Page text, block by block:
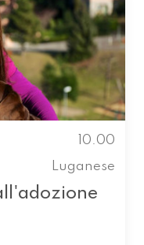
10.00
Luganese